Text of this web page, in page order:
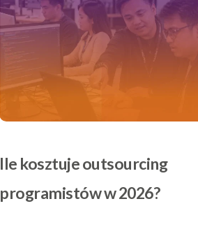
Ile kosztuje outsourcing
programistów w 2026?